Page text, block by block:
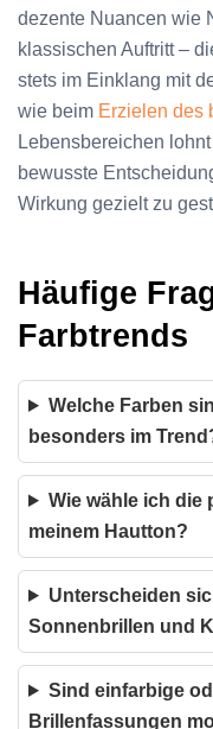
dezente Nuancen wie
klassischen Auftritt –
stets im Einklang mit
wie beim Erzielen des
Lebensbereichen
bewusste
Wirkung gezielt zu
Häufige
Farbtrends
Welche Farben
besonders im
Wie wähle ich die
meinem Hautton?
Unterscheiden
Sonnenbrillen und
Sind einfarbige
Brillenfassungen